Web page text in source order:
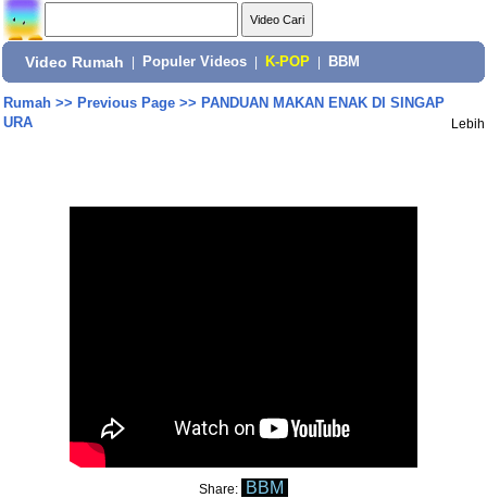
Video Rumah Populer Videos K-POP BBM
Rumah>> Previous Page>> PANDUAN MAKAN ENAK DI SINGAP
URA
Lebih
Share: BBM